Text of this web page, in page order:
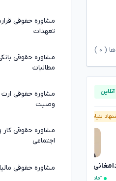
( ۰
بنیاد وکلا
ثانی
تایید شده
آماده مشاوره فوری
مشاوره حقوقی
تعهدات
مشاوره حقوقی
مطالبات
مشاوره حقوقی ارث
وصیت
مشاوره حقوقی کار
اجتماعی
مشاوره حقوقی